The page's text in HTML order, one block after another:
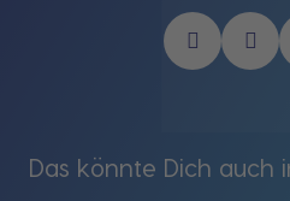
Das könnte Dich auch